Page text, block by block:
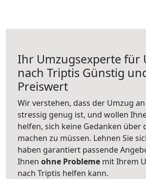
Ihr Umzugsexperte für
nach Triptis Günstig
Preiswert
Wir verstehen, dass der Umzug
stressig genug ist, und wollen
helfen, sich keine Gedanken über
machen zu müssen. Lehnen Sie
haben garantiert passende
Ihnen ohne Probleme mit Ihrem
nach Triptis helfen kann.